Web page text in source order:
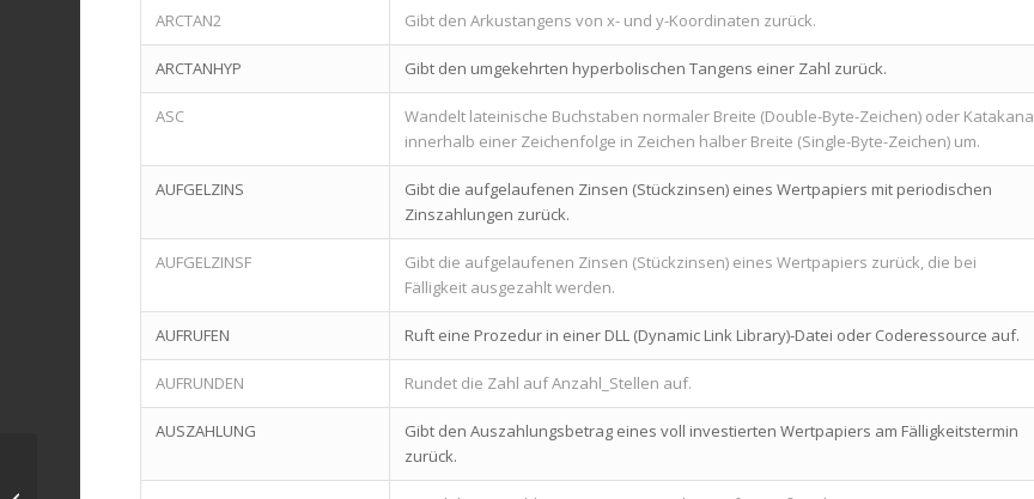
ARCTAN2 Gibt den Arkustangens von x- und y-Koordinaten zurück.
ARCTANHYP Gibt den umgekehrten hyperbolischen Tangens einer Zahl zurück.
ASC
Wandelt lateinische Buchstaben normaler Breite (Double-Byte-Zeichen) oder Katakana
innerhalb einer Zeichenfolge in Zeichen halber Breite (Single-Byte-Zeichen) um.
AUFGELZINS
Gibt die aufgelaufenen Zinsen (Stückzinsen) eines Wertpapiers mit periodischen
Zinszahlungen zurück.
AUFGELZINSF
Gibt die aufgelaufenen Zinsen (Stückzinsen) eines Wertpapiers zurück, die bei
Fälligkeit ausgezahlt werden.
AUFRUFEN Ruft eine Prozedur in einer DLL (Dynamic Link Library)-Datei oder Coderessource auf.
AUFRUNDEN Rundet die Zahl auf Anzahl_Stellen auf.
AUSZAHLUNG
Gibt den Auszahlungsbetrag eines voll investierten Wertpapiers am Fälligkeitstermin
zurück.